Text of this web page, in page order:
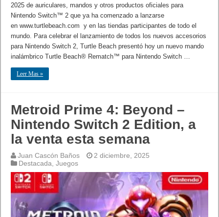
2025 de auriculares, mandos y otros productos oficiales para
Nintendo Switch™ 2 que ya ha comenzado a lanzarse
en www.turtlebeach.com y en las tiendas participantes de todo el
mundo. Para celebrar el lanzamiento de todos los nuevos accesorios
para Nintendo Switch 2, Turtle Beach presentó hoy un nuevo mando
inalámbrico Turtle Beach® Rematch™ para Nintendo Switch …
Leer Mas »
Metroid Prime 4: Beyond –
Nintendo Switch 2 Edition, a
la venta esta semana
Juan Cascón Baños
2 diciembre, 2025
Destacada ,Juegos